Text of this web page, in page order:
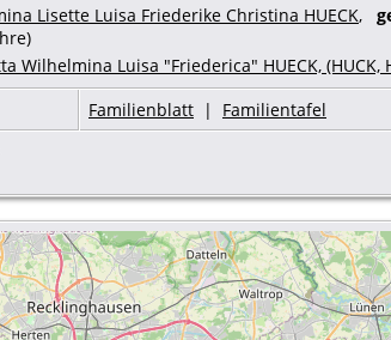
Lisette Luisa Friederike Christina HUECK,
Wilhelmina Luisa "Friederica" HUECK, (HUCK,
Familienblatt | Familientafel